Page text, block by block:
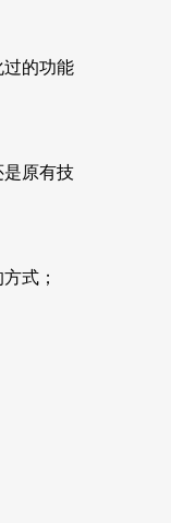
过的功能
是原有技
式；